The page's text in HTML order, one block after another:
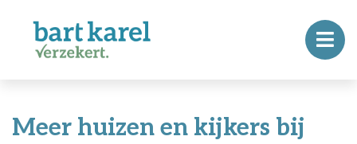
Meer huizen en kijkers bij